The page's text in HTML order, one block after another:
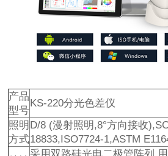
产品
型号
KS-220分光色差仪
照明
方式
D/8 (漫射照明,8°方向接收
18833,ISO7724-1,ASTM